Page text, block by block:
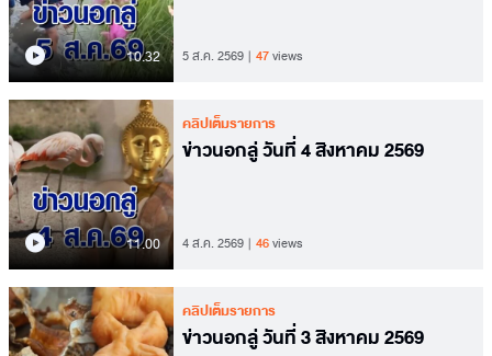
10.32 5 ส.ค. 2569 47views
11.00
คลิปเต็มรายการ
ข่าวนอกลู่ วันที่ 4 สิงหาคม 2569
4 ส.ค. 2569 46views
คลิปเต็มรายการ
ข่าวนอกลู่ วันที่ 3 สิงหาคม 2569